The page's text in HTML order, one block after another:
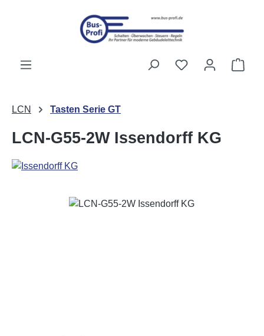
Zum Hauptinhalt springen
Du hast 0
LCN Tasten Serie GT
LCN-G55-2W Issendorff KG
Bildergalerie überspringen